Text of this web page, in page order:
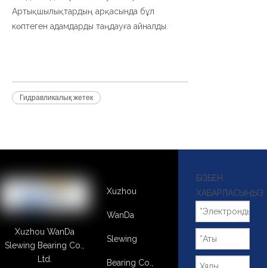
Артықшылықтардың арқасында бұл
көптеген адамдарды таңдауға айналды.
Гидравликалық жетек
Xuzhou WanDa
Slewing Bearing Co.,
Ltd.
Xuzhou
WanDa
Slewing
Bearing Co.,
БІЗБЕН
ХАБАРЛАСЫҢЫЗ